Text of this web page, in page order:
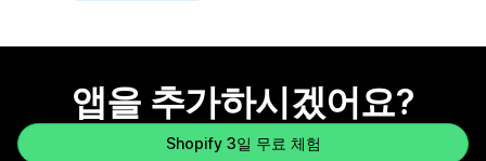
앱을 추가하시겠어요?
Shopify 3일 무료 체험